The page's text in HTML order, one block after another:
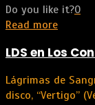
Do you like it?0
Read more
LDS en Los
Lágrimas de
disco, “Vertigo”